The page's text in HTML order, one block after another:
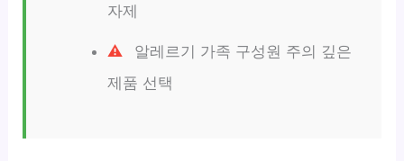
자제
알레르기 가족 구성원 주의 깊은
제품 선택